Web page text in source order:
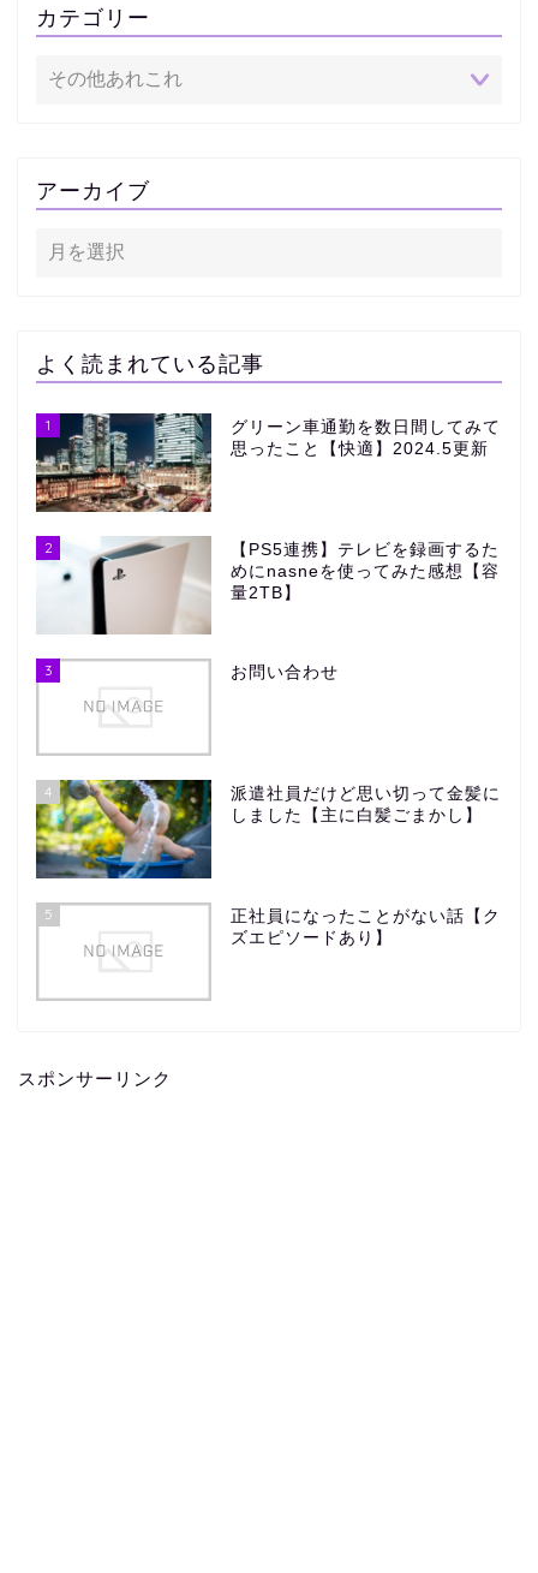
カテゴリー
アーカイブ
よく読まれている記事
1
グリーン車通勤を数日間してみて
思ったこと【快適】2024.5更新
2
【PS5連携】テレビを録画するた
めにnasneを使ってみた感想【容
量2TB】
3 お問い合わせ
4
派遣社員だけど思い切って金髪に
しました【主に白髪ごまかし】
5
正社員になったことがない話【ク
ズエピソードあり】
スポンサーリンク